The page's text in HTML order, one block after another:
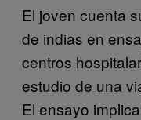
El joven cuenta
de indias en
centros
estudio de una
El ensayo